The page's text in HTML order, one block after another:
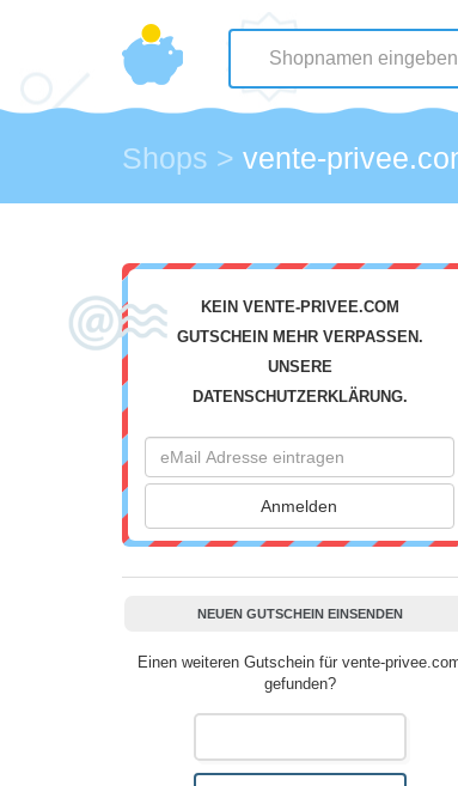
Shops > vente-
KEIN VENTE-PRIVEE.COM
GUTSCHEIN MEHR VERPASSEN.
UNSERE
DATENSCHUTZERKLÄRUNG.
NEUEN GUTSCHEIN EINSENDEN
Einen weiteren Gutschein für vente-
gefunden?